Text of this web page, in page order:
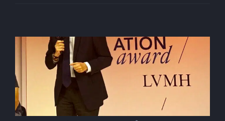
Luxe et Innovation, LVMH
la recette du succès